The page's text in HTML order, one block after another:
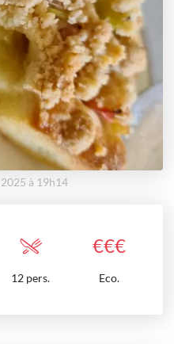
à 19h14
€€€
12 pers. Eco.